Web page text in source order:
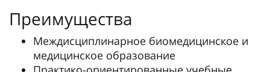
Преимущества
Междисциплинарное биомедицинское и
медицинское образование